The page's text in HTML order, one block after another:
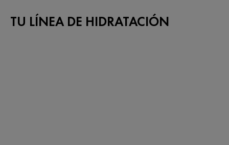
TU LÍNEA DE HIDRATACIÓN